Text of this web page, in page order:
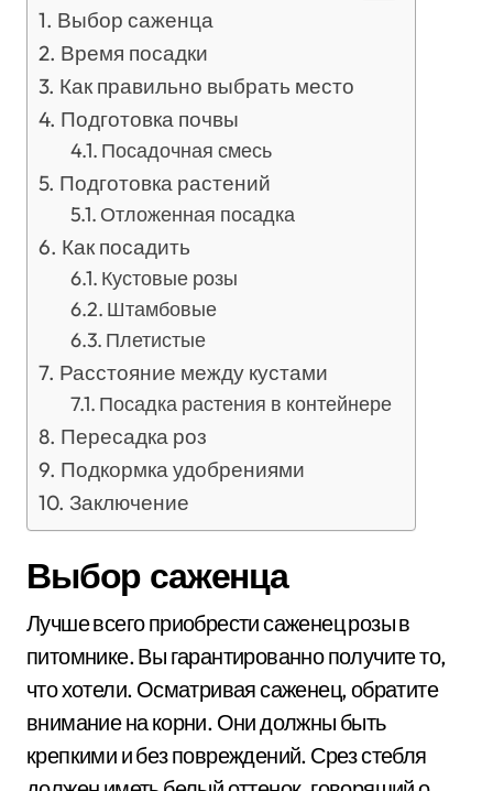
Выбор саженца
Время посадки
Как правильно выбрать место
Подготовка почвы
Посадочная смесь
Подготовка растений
Отложенная посадка
Как посадить
Кустовые розы
Штамбовые
Плетистые
Расстояние между кустами
Посадка растения в контейнере
Пересадка роз
Подкормка удобрениями
Заключение
Выбор саженца
Лучше всего приобрести саженец розы в
питомнике. Вы гарантированно получите то,
что хотели. Осматривая саженец, обратите
внимание на корни. Они должны быть
крепкими и без повреждений. Срез стебля